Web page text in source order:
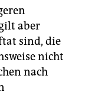
aber
sind, die
nicht
nach